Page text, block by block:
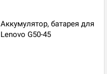
Аккумулятор, батарея для
Lenovo G50-45